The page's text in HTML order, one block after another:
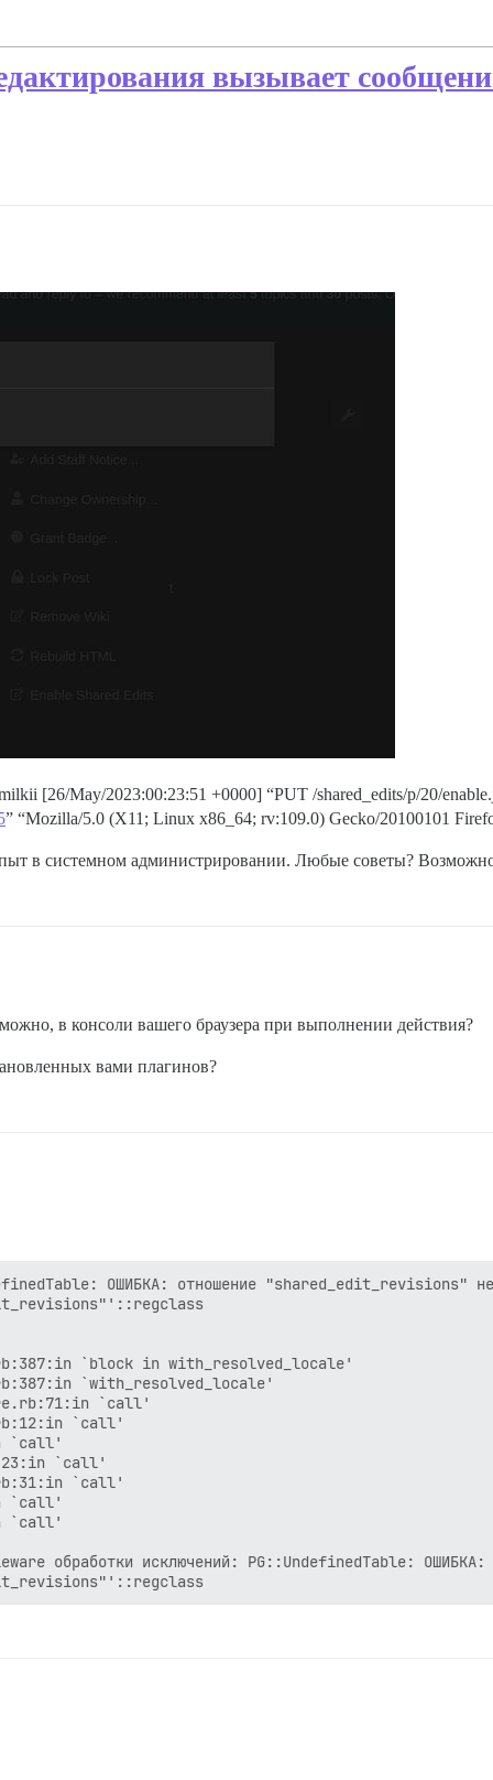
вызывает
[26/May/2023:00:23:51 +0000] “PUT /shared_edits/p/20/
” “Mozilla/5.0 (X11; Linux x86_64; rv:109.0) Gecko/20100101
в системном администрировании. Любые советы?
в консоли вашего браузера при выполнении действия?
вами плагинов?
ОШИБКА: отношение "shared_edit_revisions" не
`block in with_resolved_locale'
`with_resolved_locale'
`call'
`call'
`call'
`call'
`call'
`call'
`call'
обработки исключений: PG::UndefinedTable: